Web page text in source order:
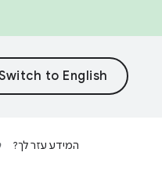
המידע עזר לך?